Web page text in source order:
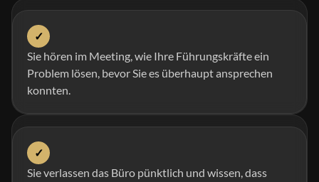
✓
Sie hören im Meeting, wie Ihre Führungskräfte ein
Problem lösen, bevor Sie es überhaupt ansprechen
konnten.
✓
Sie verlassen das Büro pünktlich und wissen, dass